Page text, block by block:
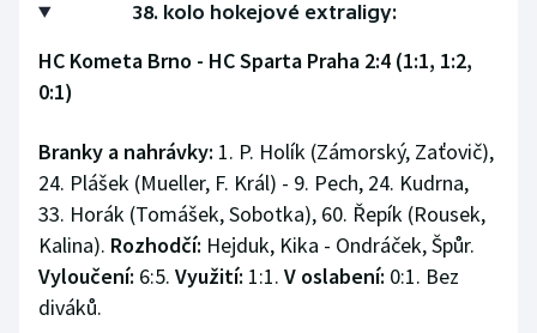
38. kolo hokejové extraligy:
HC Kometa Brno - HC Sparta Praha 2:4 (1:1, 1:2,
0:1)
Branky a nahrávky: 1. P. Holík (Zámorský, Zaťovič),
24. Plášek (Mueller, F. Král) - 9. Pech, 24. Kudrna,
33. Horák (Tomášek, Sobotka), 60. Řepík (Rousek,
Kalina). Rozhodčí: Hejduk, Kika - Ondráček, Špůr.
Vyloučení: 6:5. Využití: 1:1. V oslabení: 0:1. Bez
diváků.